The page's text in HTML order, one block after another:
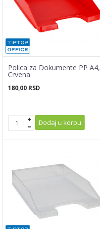
Polica za Dokumente PP A4,
Crvena
180,00 RSD
Dodaj u korpu